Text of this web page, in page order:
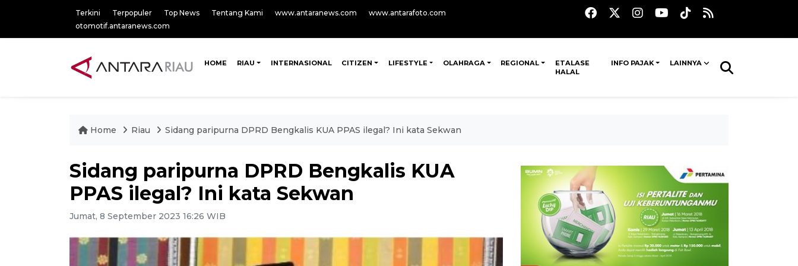
Terkini Terpopuler Top News Tentang Kami www.antaranews.com
www.antarafoto.com
otomotif.antaranews.com
HOME RIAU INTERNASIONAL CITIZEN LIFESTYLE OLAHRAGA REGIONAL
ETALASE
HALAL
INFO PAJAK LAINNYA
Home Riau Sidang paripurna DPRD Bengkalis KUA PPAS ilegal? Ini kata Sekwan
Sidang paripurna DPRD Bengkalis KUA
PPAS ilegal? Ini kata Sekwan
Jumat, 8 September 2023 16:26 WIB